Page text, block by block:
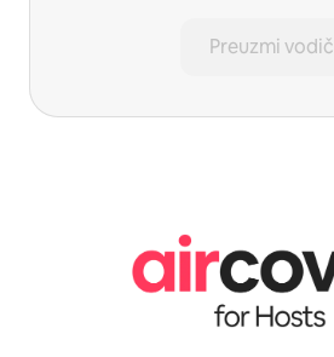
Preuzmi vodič